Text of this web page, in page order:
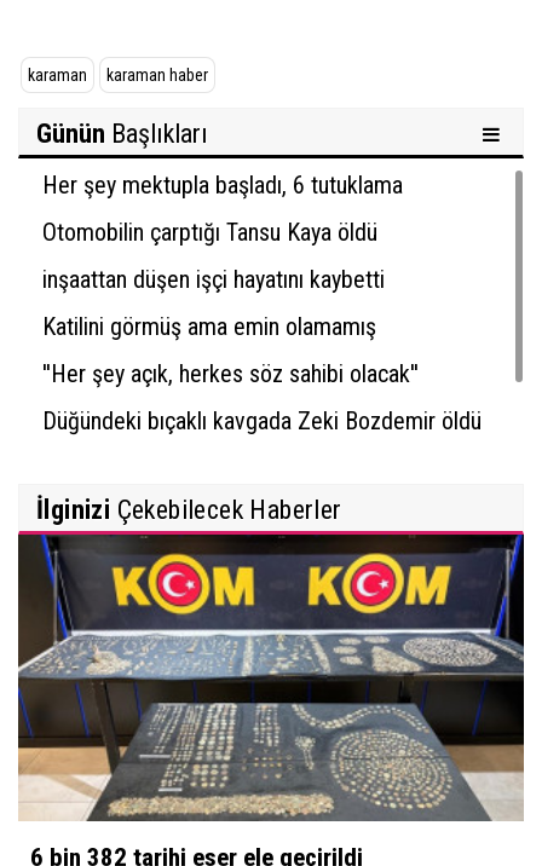
karaman karaman haber
Günün Başlıkları
Her şey mektupla başladı, 6 tutuklama
Otomobilin çarptığı Tansu Kaya öldü
inşaattan düşen işçi hayatını kaybetti
Katilini görmüş ama emin olamamış
''Her şey açık, herkes söz sahibi olacak''
Düğündeki bıçaklı kavgada Zeki Bozdemir öldü
İlginizi Çekebilecek Haberler
6 bin 382 tarihi eser ele geçirildi